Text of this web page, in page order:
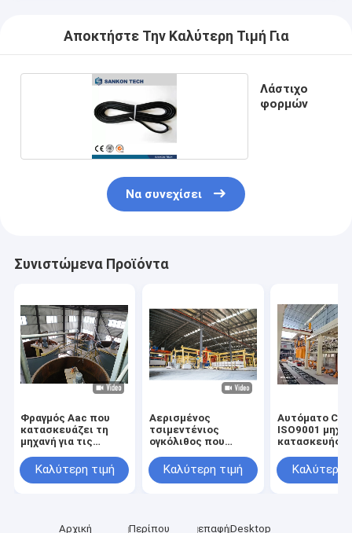
Αποκτήστε Την Καλύτερη Τιμή Για
Λάστιχο
φορμών
Να συνεχίσει
Συνιστώμενα Προϊόντα
Φραγμός Aac που
κατασκευάζει τη
μηχανή για τις
κατασκευής
τούβλων
Καλύτερη τιμή
Αερισμένος
τσιμεντένιος
ογκόλιθος που
τούβλα μηχανών
AAC τις
Καλύτερη τιμή
Αυτόματο CE
ISO9001
κατασκευής
Καλύτερη
Αρχική Περίπου επαφήDesktop